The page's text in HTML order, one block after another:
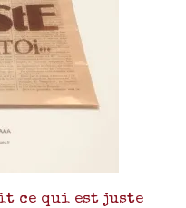
ce qui est juste